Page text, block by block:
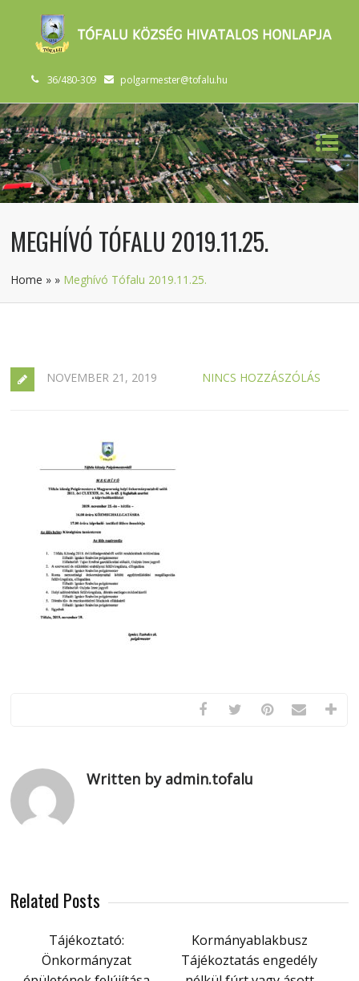
36/480-309 polgarmester@tofalu.hu
MEGHÍVÓ TÓFALU 2019.11.25.
Home » » Meghívó Tófalu 2019.11.25.
NOVEMBER 21, 2019 NINCS HOZZÁSZÓLÁS
Written by admin.tofalu
Related Posts
Tájékoztató:
Önkormányzat
Kormányablakbusz
Tájékoztatás engedély